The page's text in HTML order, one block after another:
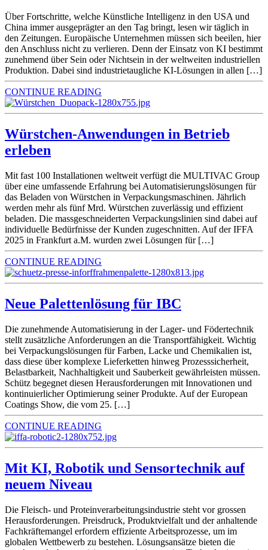
Über Fortschritte, welche Künstliche Intelligenz in den USA und
China immer ausgeprägter an den Tag bringt, lesen wir täglich in
den Zeitungen. Europäische Unternehmen müssen sich beeilen, hier
den Anschluss nicht zu verlieren. Denn der Einsatz von KI bestimmt
zunehmend über Sein oder Nichtsein in der weltweiten industriellen
Produktion. Dabei sind industrietaugliche KI-Lösungen in allen […]
CONTINUE READING
Würstchen-Anwendungen in Betrieb
erleben
Mit fast 100 Installationen weltweit verfügt die MULTIVAC Group
über eine umfassende Erfahrung bei Automatisierungslösungen für
das Beladen von Würstchen in Verpackungsmaschinen. Jährlich
werden mehr als fünf Mrd. Würstchen zuverlässig und effizient
beladen. Die massgeschneiderten Verpackungslinien sind dabei auf
individuelle Bedürfnisse der Kunden zugeschnitten. Auf der IFFA
2025 in Frankfurt a.M. wurden zwei Lösungen für […]
CONTINUE READING
Neue Palettenlösung für IBC
Die zunehmende Automatisierung in der Lager- und Födertechnik
stellt zusätzliche Anforderungen an die Transportfähigkeit. Wichtig
bei Verpackungslösungen für Farben, Lacke und Chemikalien ist,
dass diese über komplexe Lieferketten hinweg Prozesssicherheit,
Belastbarkeit, Nachhaltigkeit und Sauberkeit gewährleisten müssen.
Schütz begegnet diesen Herausforderungen mit Innovationen und
kontinuierlicher Optimierung seiner Produkte. Auf der European
Coatings Show, die vom 25. […]
CONTINUE READING
Mit KI, Robotik und Sensortechnik auf
neuem Niveau
Die Fleisch- und Proteinverarbeitungsindustrie steht vor grossen
Herausforderungen. Preisdruck, Produktvielfalt und der anhaltende
Fachkräftemangel erfordern effiziente Arbeitsprozesse, um im
globalen Wettbewerb zu bestehen. Lösungsansätze bieten die